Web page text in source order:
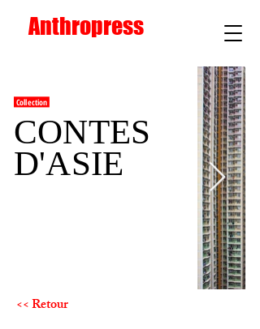
Anthropress
Collection
CONTES
D'ASIE
<< Retour